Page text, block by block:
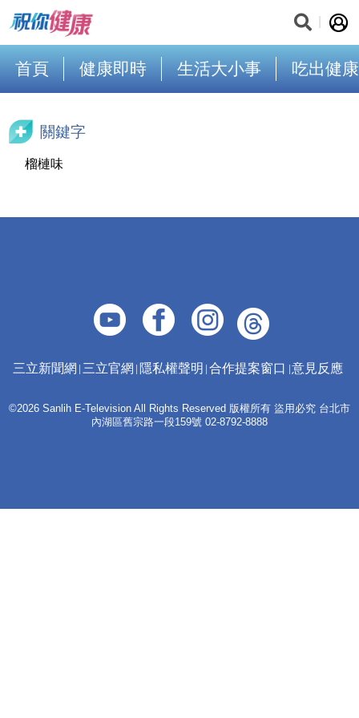
首頁 健康即時 生活大小事 吃出健康
關鍵字
榴槤味
三立新聞網 三立官網 隱私權聲明 合作提案窗口 意見反應
©2026 Sanlih E-Television All Rights Reserved 版權所有 盜用必究 台北市
內湖區舊宗路一段159號 02-8792-8888